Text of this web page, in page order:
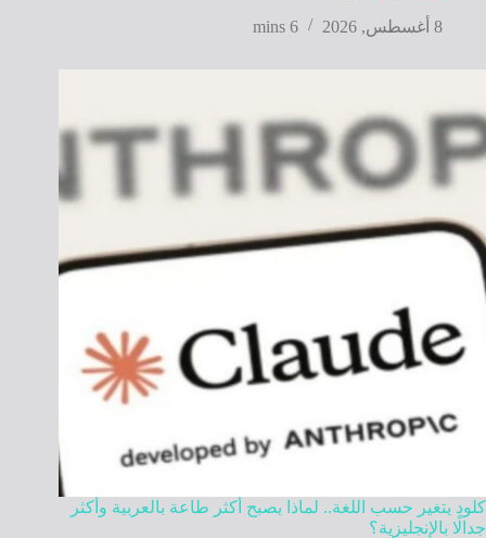
8 أغسطس, 2026
6 mins
كلود يتغير حسب اللغة.. لماذا يصبح أكثر طاعة بالعربية وأكثر
جدالًا بالإنجليزية؟